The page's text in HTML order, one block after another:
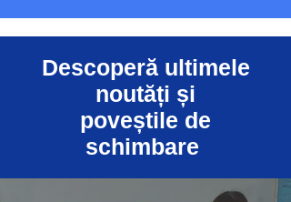
Descoperă ultimele
noutăți și
poveștile de
schimbare